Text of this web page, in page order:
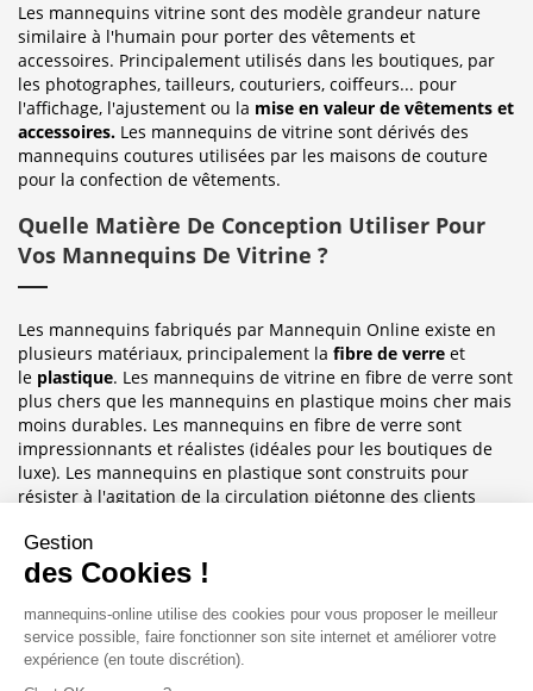
Les mannequins vitrine sont des modèle grandeur nature
similaire à l'humain pour porter des vêtements et
accessoires. Principalement utilisés dans les boutiques, par
les photographes, tailleurs, couturiers, coiffeurs... pour
l'affichage, l'ajustement ou la mise en valeur de vêtements et
accessoires. Les mannequins de vitrine sont dérivés des
mannequins coutures utilisées par les maisons de couture
pour la confection de vêtements.
Quelle Matière De Conception Utiliser Pour
Vos Mannequins De Vitrine ?
Les mannequins fabriqués par Mannequin Online existe en
plusieurs matériaux, principalement la fibre de verre et
le plastique. Les mannequins de vitrine en fibre de verre sont
plus chers que les mannequins en plastique moins cher mais
moins durables. Les mannequins en fibre de verre sont
impressionnants et réalistes (idéales pour les boutiques de
luxe). Les mannequins en plastique sont construits pour
résister à l'agitation de la circulation piétonne des clients
Sublimez Vos Boutiques, Vitrines Et
Les mannequins sont idéales pour les magasins de détail, en